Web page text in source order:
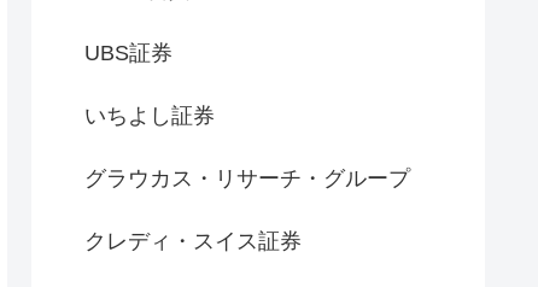
UBS証券
いちよし証券
グラウカス・リサーチ・グループ
クレディ・スイス証券